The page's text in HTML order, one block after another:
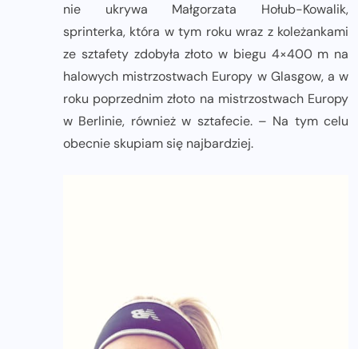
nie ukrywa Małgorzata Hołub-Kowalik,
sprinterka, która w tym roku wraz z koleżankami
ze sztafety zdobyła złoto w biegu 4×400 m na
halowych mistrzostwach Europy w Glasgow, a w
roku poprzednim złoto na mistrzostwach Europy
w Berlinie, również w sztafecie. – Na tym celu
obecnie skupiam się najbardziej.